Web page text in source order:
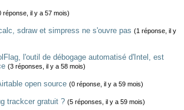
réponse, il y a 57 mois)
sdraw et simpress ne s'ouvre pas (1 réponse, il y
l'outil de débogage automatisé d'Intel, est
(3 réponses, il y a 58 mois)
open source (0 réponse, il y a 59 mois)
trackcer gratuit ? (5 réponses, il y a 59 mois)